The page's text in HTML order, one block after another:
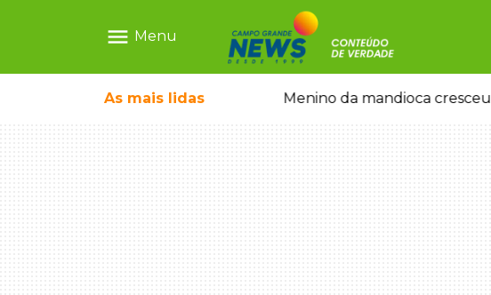
menu Menu
As mais lidas
crianças brasileiras Menino da mandioca